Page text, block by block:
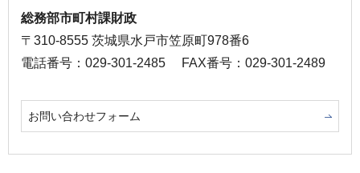
総務部市町村課財政
〒310-8555 茨城県水戸市笠原町978番6
電話番号：029-301-2485
FAX番号：029-301-2489
お問い合わせフォーム